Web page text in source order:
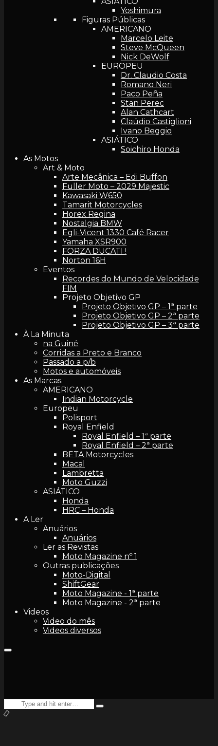
Yoshimura
Figuras Públicas
AMERICANO
Marcelo Leite
Steve McQueen
Nick DeWolf
EUROPEU
Dr. Claudio Costa
Romano Neri
Paco Peña
Stan Perec
Alan Cathcart
Claúdio Castiglioni
Ivano Beggio
ASIÁTICO
Soichiro Honda
As Motos
Art & Moto
Arte Mecânica – Edi Buffon
Fuller Moto – 2029 Majestic
Kawasaki W650
Tamarit Motorcycles
Horex Regina
Nostalgia BMW
Egli-Vicent 1330 Café Racer
Yamaha XSR900
FORZA DUCATI !
Norton 16H
Eventos
Recordes do Mundo de Velocidade
FIM
Projeto Objetivo GP
Projeto Objetivo GP – 1ª parte
Projeto Objetivo GP – 2ª parte
Projeto Objetivo GP – 3ª parte
À La Minuta
na Guiné
Corridas a Preto e Branco
Passado a p/b
Motos e automóveis
As Marcas
AMERICANO
Indian Motorcycle
Europeu
Polisport
Royal Enfield
Royal Enfield – 1ª parte
Royal Enfield – 2ª parte
BETA Motorcycles
Macal
Lambretta
Moto Guzzi
ASIÁTICO
Honda
HRC – Honda
A Ler
Anuários
Anuários
Ler as Revistas
Moto Magazine nº 1
Outras publicações
Moto-Digital
ShiftGear
Moto Magazine - 1ª parte
Moto Magazine - 2ª parte
Videos
Video do mês
Videos diversos
Search
for:
Type